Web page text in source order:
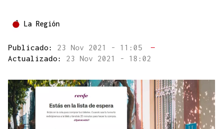
La Región
Publicado: 23 Nov 2021 - 11:05
—
Actualizado: 23 Nov 2021 - 18:02